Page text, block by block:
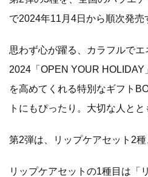
で2024年11月4日から順次発売
思わず心が躍る、カラフルで
2024「OPEN YOUR
を高めてくれる特別なギフト
トにもぴったり。大切な人と
第2弾は、リップケアセット2
リップケアセットの1種目は「